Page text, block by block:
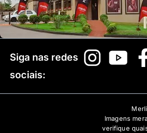
Siga nas redes
sociais:
Imagens
verifique